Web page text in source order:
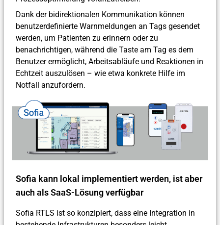
Dank der bidirektionalen Kommunikation können
benutzerdefinierte Warnmeldungen an Tags gesendet
werden, um Patienten zu erinnern oder zu
benachrichtigen, während die Taste am Tag es dem
Benutzer ermöglicht, Arbeitsabläufe und Reaktionen in
Echtzeit auszulösen – wie etwa konkrete Hilfe im
Notfall anzufordern.
Sofia kann lokal implementiert werden, ist aber
auch als SaaS-Lösung verfügbar
Sofia RTLS ist so konzipiert, dass eine Integration in